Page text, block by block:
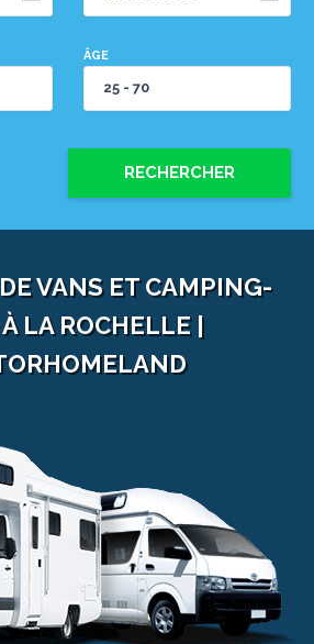
ÂGE
RECHERCHER
VANS ET CAMPING-
LA ROCHELLE |